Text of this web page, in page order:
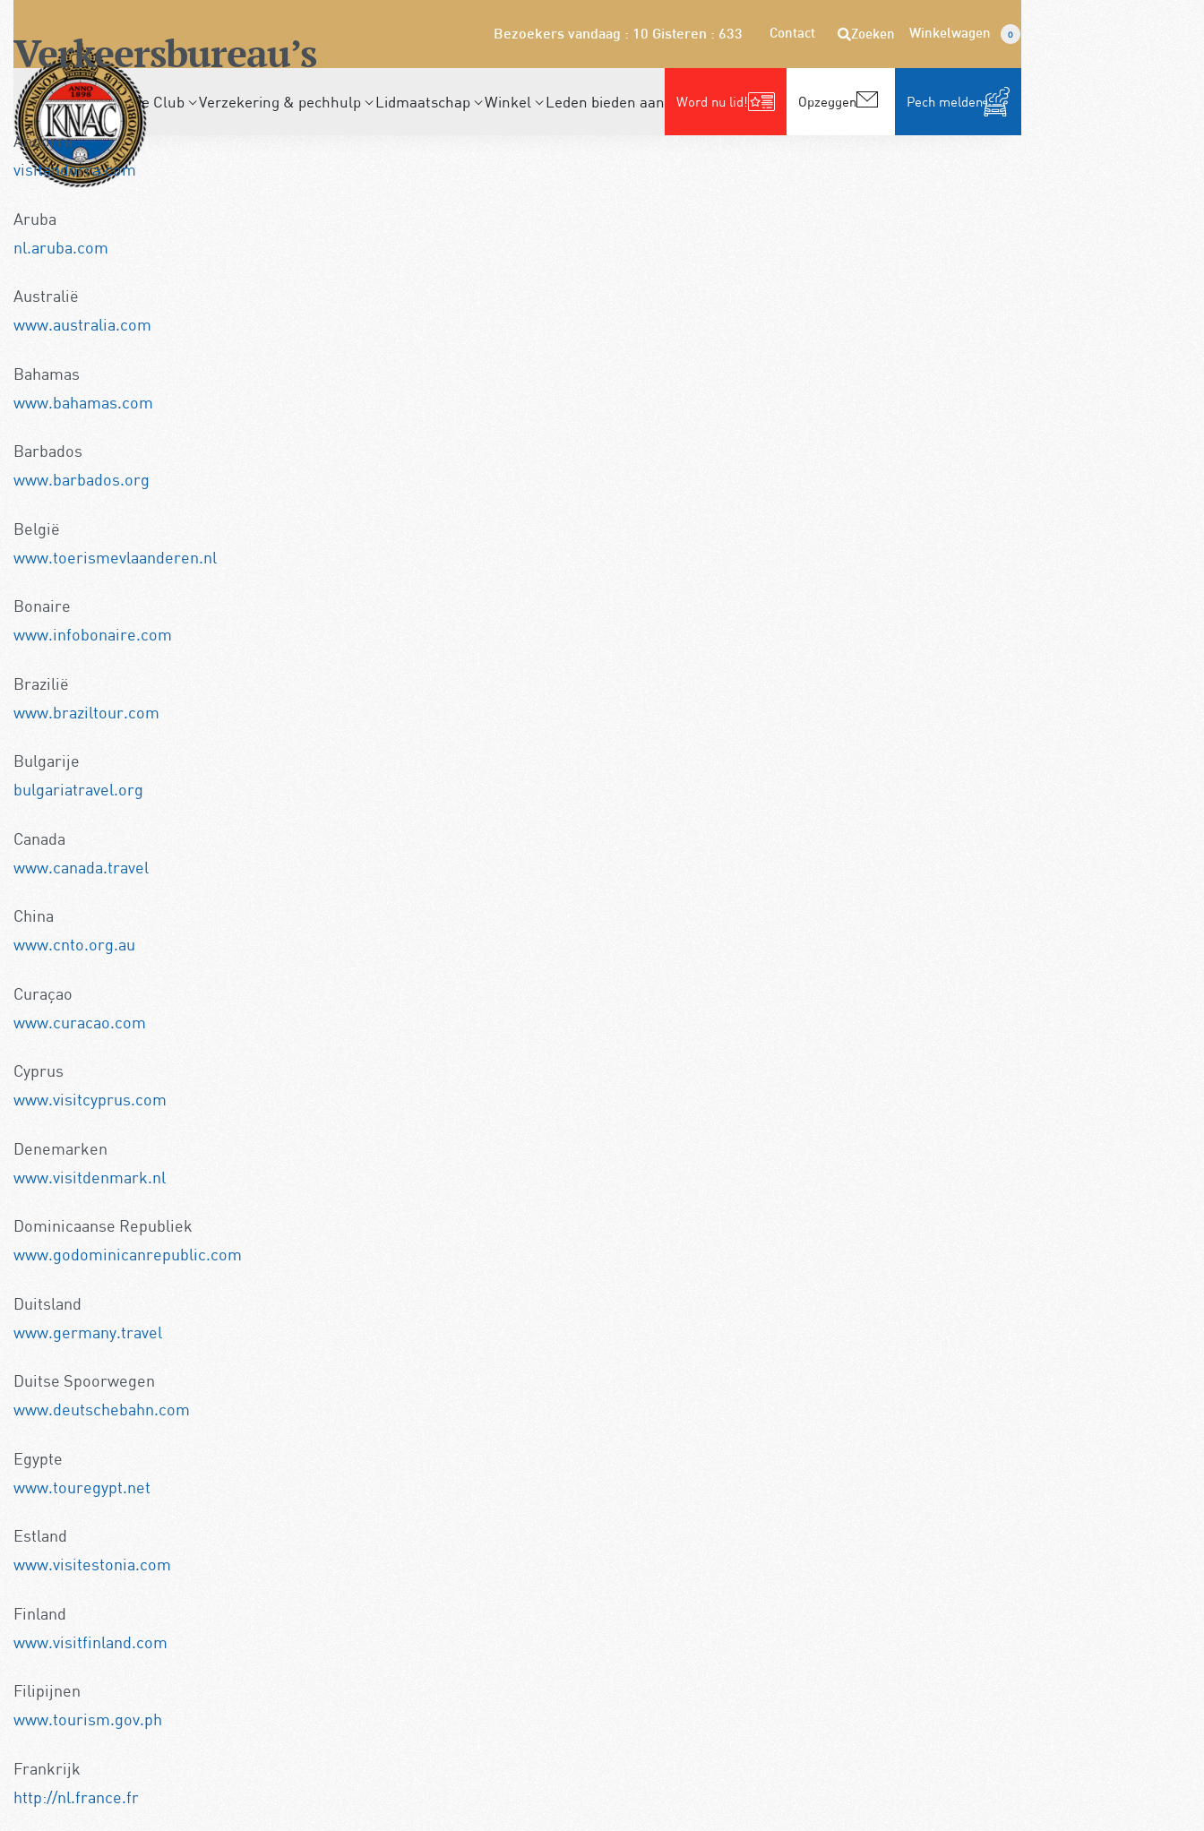
Bezoekers vandaag : 10 Gisteren : 633 Contact Zoeken Winkelwagen 0
De Club Verzekering & pechhulp Lidmaatschap Winkel Leden bieden aan Word nu lid! Opzeggen Pech melden
Verkeersbureau’s
Andorra
visitandorra.com
Aruba
nl.aruba.com
Australië
www.australia.com
Bahamas
www.bahamas.com
Barbados
www.barbados.org
België
www.toerismevlaanderen.nl
Bonaire
www.infobonaire.com
Brazilië
www.braziltour.com
Bulgarije
bulgariatravel.org
Canada
www.canada.travel
China
www.cnto.org.au
Curaçao
www.curacao.com
Cyprus
www.visitcyprus.com
Denemarken
www.visitdenmark.nl
Dominicaanse Republiek
www.godominicanrepublic.com
Duitsland
www.germany.travel
Duitse Spoorwegen
www.deutschebahn.com
Egypte
www.touregypt.net
Estland
www.visitestonia.com
Finland
www.visitfinland.com
Filipijnen
www.tourism.gov.ph
Frankrijk
http://nl.france.fr